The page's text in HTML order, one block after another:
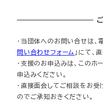
・当団体へのお問い合せは、
問い合わせフォーム 」にて、
・支援のお申込みは、このホ
申込みください。
・直接面会してご相談をお
のでご承知おきください。